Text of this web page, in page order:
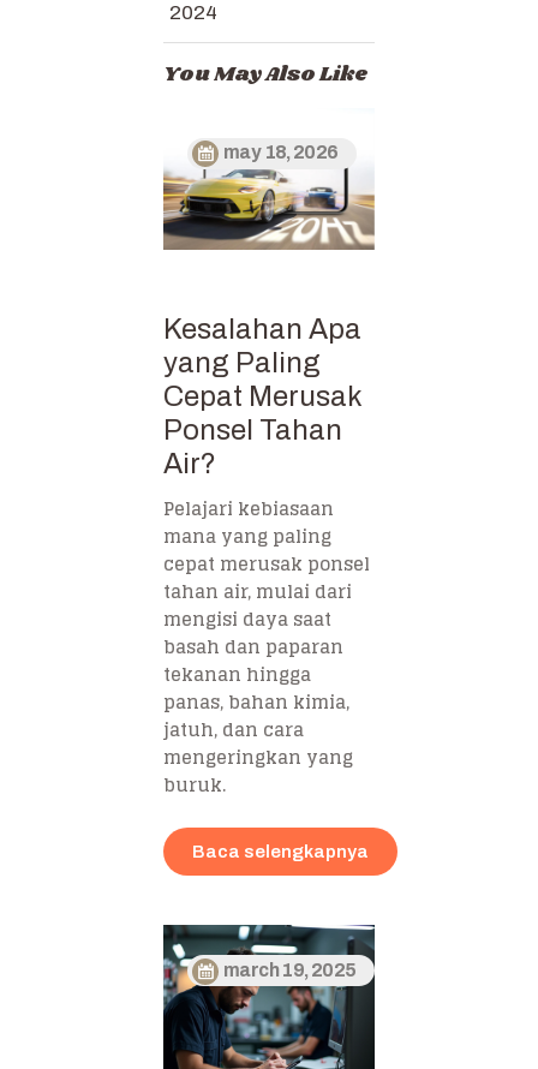
2024
You May Also Like
may 18, 2026
Kesalahan Apa
yang Paling
Cepat Merusak
Ponsel Tahan
Air?
Pelajari kebiasaan
mana yang paling
cepat merusak ponsel
tahan air, mulai dari
mengisi daya saat
basah dan paparan
tekanan hingga
panas, bahan kimia,
jatuh, dan cara
mengeringkan yang
buruk.
Baca selengkapnya
march 19, 2025